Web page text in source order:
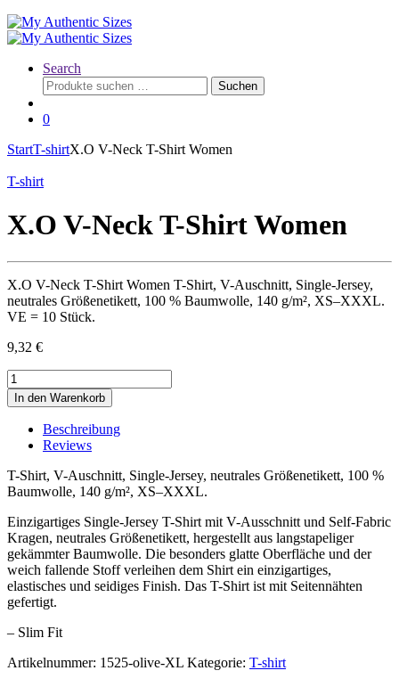
Search
Suchen
nach:
Suchen
0
StartT-shirtX.O V-Neck T-Shirt Women
T-shirt
X.O V-Neck T-Shirt Women
X.O V-Neck T-Shirt Women T-Shirt, V-Auschnitt, Single-Jersey,
neutrales Größenetikett, 100 % Baumwolle, 140 g/m², XS–XXXL.
VE = 10 Stück.
9,32 €
X.O
V-
Neck
Shirt
Women
quantity
In den Warenkorb
Beschreibung
Reviews
T-Shirt, V-Auschnitt, Single-Jersey, neutrales Größenetikett, 100 %
Baumwolle, 140 g/m², XS–XXXL.
Einzigartiges Single-Jersey T-Shirt mit V-Ausschnitt und Self-Fabric
Kragen, neutrales Größenetikett, hergestellt aus langstapeliger
gekämmter Baumwolle. Die besonders glatte Oberfläche und der
weich fallende Stoff verleihen dem Shirt ein einzigartiges,
elastisches und seidiges Finish. Das T-Shirt ist mit Seitennähten
gefertigt.
– Slim Fit
Artikelnummer: 1525-olive-XL Kategorie: T-shirt